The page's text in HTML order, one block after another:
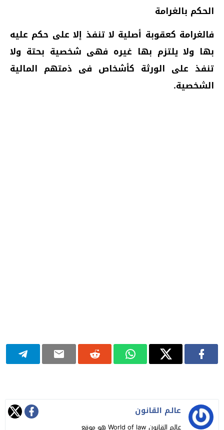
الحكم بالغرامة
فالغرامة كعقوبة أصلية لا تنفذ إلا على حكم عليه
بها ولا يلتزم بها غيره فهى شخصية بحتة ولا
تنفذ على الورثة كأشخاص فى ذمتهم المالية
الشخصية.
عالـم القانون
عالم القانون World of law هو موقع